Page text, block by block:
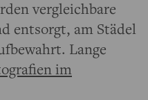
vergleichbare
entsorgt, am Städel
Lange
im